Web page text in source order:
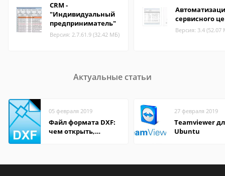
CRM -
"Индивидуальный
предприниматель"
Версия: 2.7.61.9 (32.42 МБ)
сервисного
Версия: 3.4 (52.07
Актуальные статьи
05 февраля 2019
Файл формата DXF:
чем открыть,
27 февраля 2019
Teamviewer
Ubuntu